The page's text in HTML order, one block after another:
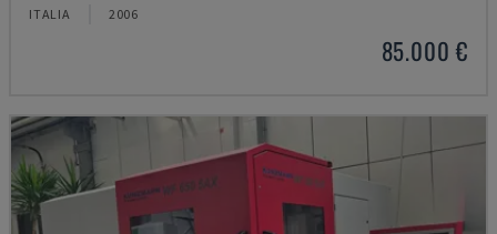
ITALIA 2006
85.000 €